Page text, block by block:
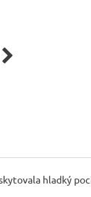

hladký